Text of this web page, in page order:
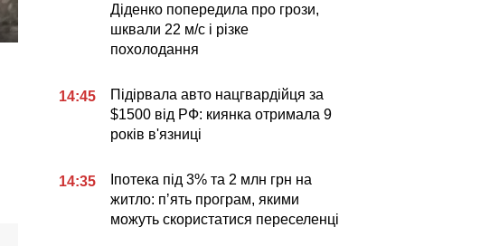
Діденко попередила про грози,
шквали 22 м/с і різке
похолодання
14:45
Підірвала авто нацгвардійця за
$1500 від РФ: киянка отримала 9
років в'язниці
14:35
Іпотека під 3% та 2 млн грн на
житло: пʼять програм, якими
можуть скористатися переселенці